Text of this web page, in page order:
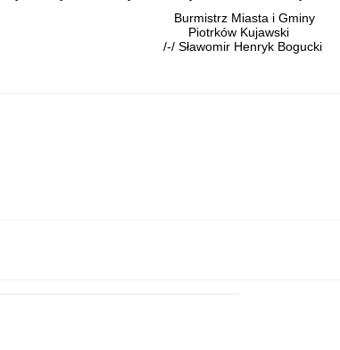
Burmistrz Miasta i Gminy
Piotrków Kujawski
/-/ Sławomir Henryk Bogucki